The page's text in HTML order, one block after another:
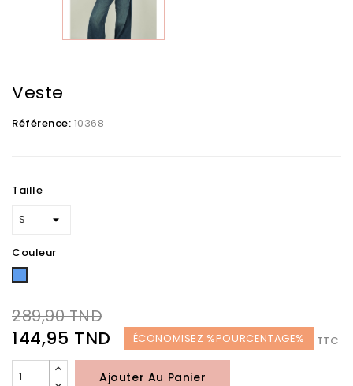
Veste
Référence: 10368
Taille
Couleur
Bleu
289,90 TND
144,95 TND ÉCONOMISEZ %POURCENTAGE% TTC
Ajouter Au Panier